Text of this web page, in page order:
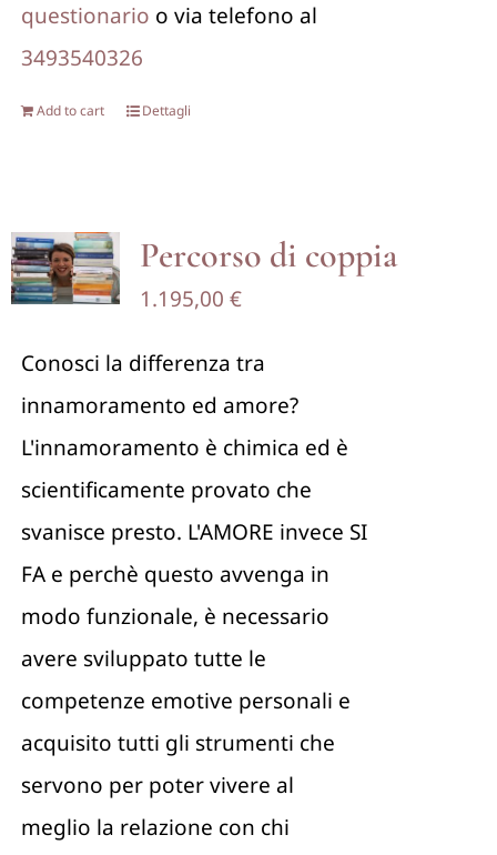
questionario o via telefono al
3493540326
Add to cart Dettagli
Percorso di coppia
1.195,00 €
Conosci la differenza tra
innamoramento ed amore?
L'innamoramento è chimica ed è
scientificamente provato che
svanisce presto. L'AMORE invece SI
FA e perchè questo avvenga in
modo funzionale, è necessario
avere sviluppato tutte le
competenze emotive personali e
acquisito tutti gli strumenti che
servono per poter vivere al
meglio la relazione con chi